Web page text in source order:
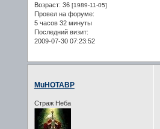
Возраст: 36 [1989-11-05]
Провел на форуме:
5 часов 32 минуты
Последний визит:
2009-07-30 07:23:52
MuHOTABP
Страж Неба